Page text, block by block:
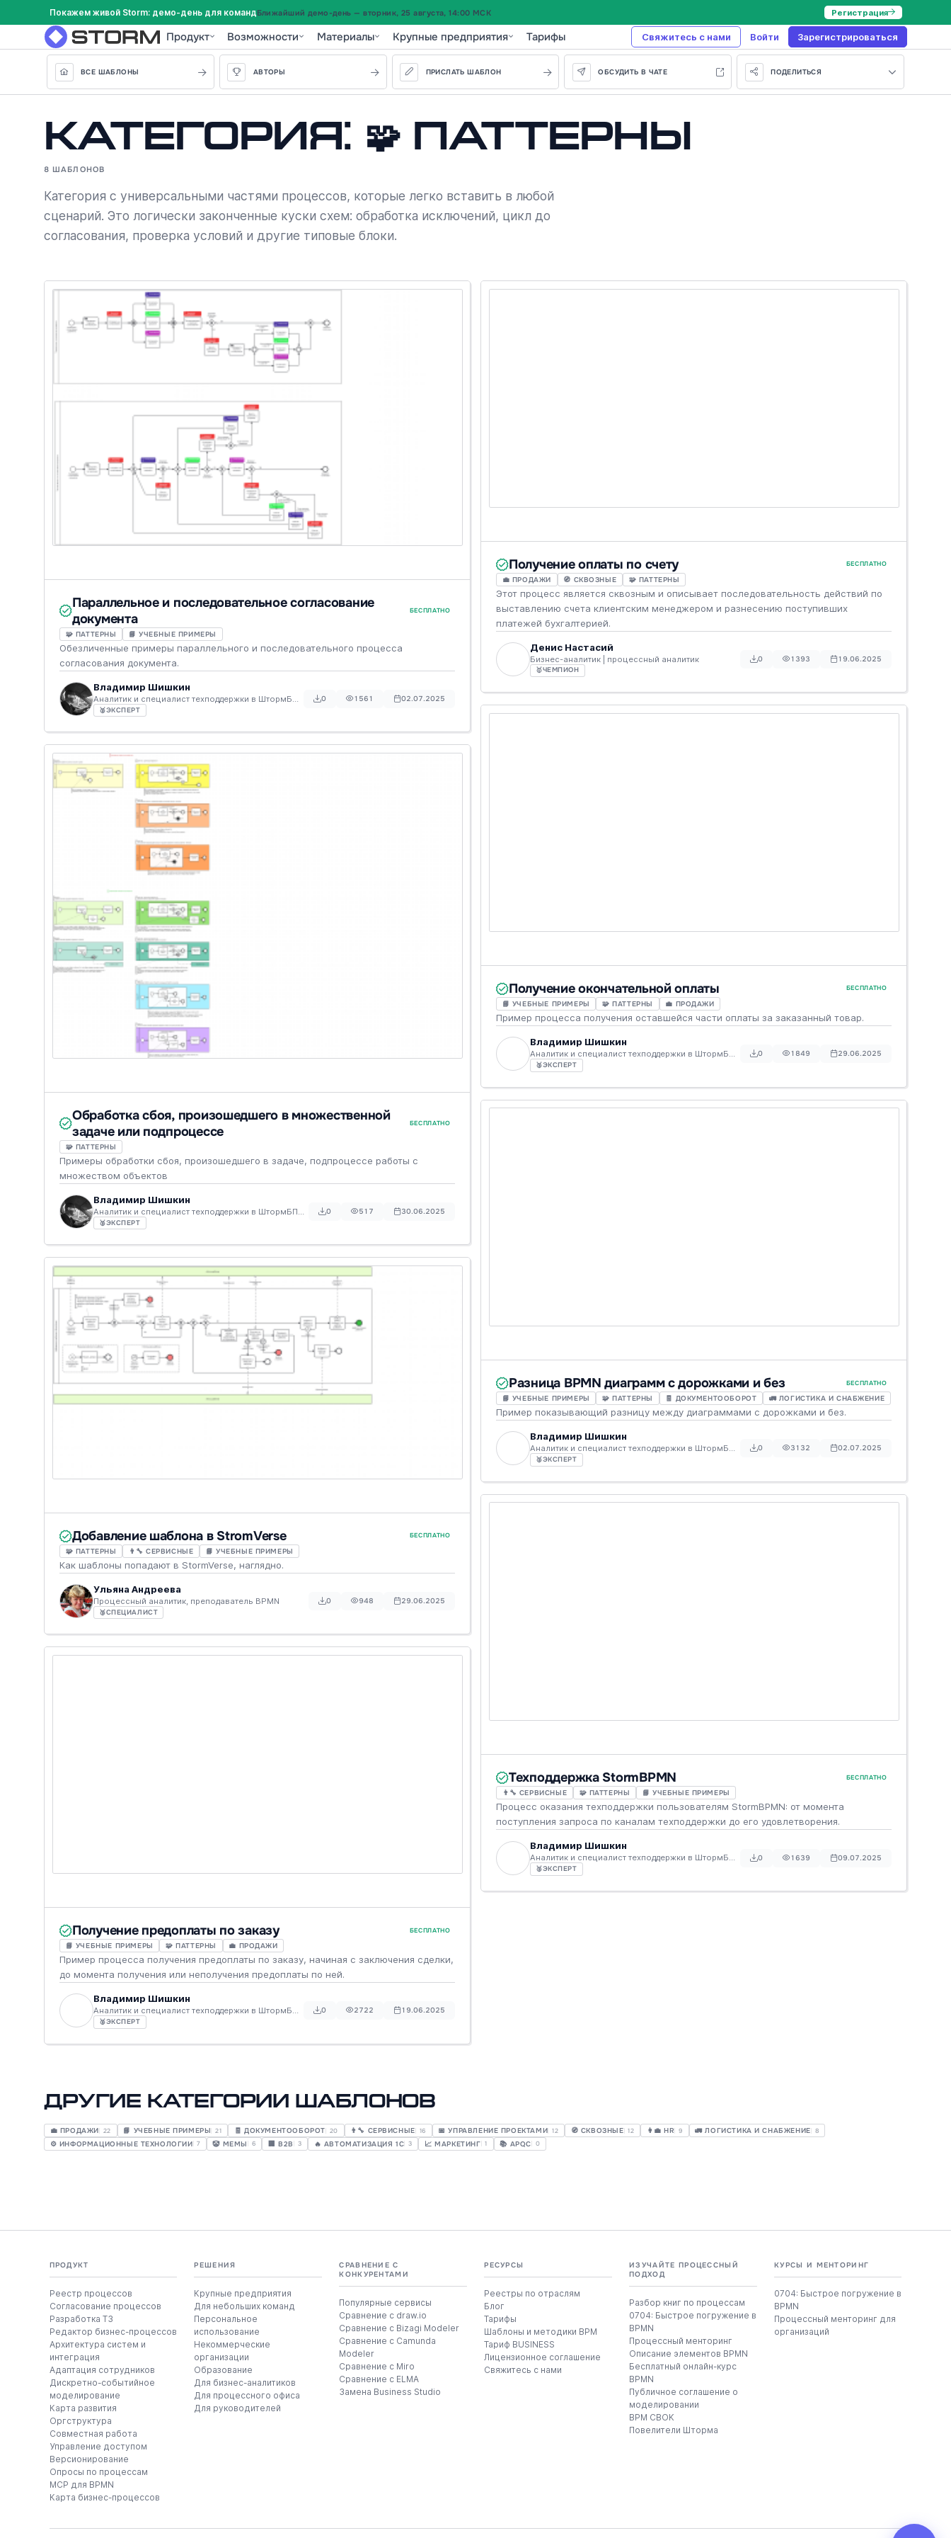
Покажем живой Storm: демо-день для командБлижайший демо-день — вторник, 25 августа, 14:00 МСК Регистрация
Продукт Возможности Материалы Крупные предприятия Тарифы Свяжитесь с нами Войти Зарегистрироваться
ВСЕ ШАБЛОНЫ АВТОРЫ ПРИСЛАТЬ ШАБЛОН ОБСУДИТЬ В ЧАТЕ ПОДЕЛИТЬСЯ
Категория: 🧩 Паттерны
8 ШАБЛОНОВ
Категория с универсальными частями процессов, которые легко вставить в любой
сценарий. Это логически законченные куски схем: обработка исключений, цикл до
согласования, проверка условий и другие типовые блоки.
Параллельное и последовательное согласование
документа
БЕСПЛАТНО
🧩 ПАТТЕРНЫ 📘 УЧЕБНЫЕ ПРИМЕРЫ
Обезличенные примеры параллельного и последовательного процесса
согласования документа.
Владимир Шишкин
Аналитик и специалист техподдержки в ШтормБПМН
🥈ЭКСПЕРТ
0 1561 02.07.2025
Обработка сбоя, произошедшего в множественной
задаче или подпроцессе
БЕСПЛАТНО
🧩 ПАТТЕРНЫ
Примеры обработки сбоя, произошедшего в задаче, подпроцессе работы с
множеством объектов
Владимир Шишкин
Аналитик и специалист техподдержки в ШтормБПМН
🥈ЭКСПЕРТ
0 517 30.06.2025
Добавление шаблона в StromVerse БЕСПЛАТНО
🧩 ПАТТЕРНЫ 👨‍🔧 СЕРВИСНЫЕ 📘 УЧЕБНЫЕ ПРИМЕРЫ
Как шаблоны попадают в StormVerse, наглядно.
Ульяна Андреева
Процессный аналитик, преподаватель BPMN
🥉СПЕЦИАЛИСТ
0 948 29.06.2025
Получение предоплаты по заказу БЕСПЛАТНО
📘 УЧЕБНЫЕ ПРИМЕРЫ 🧩 ПАТТЕРНЫ 💼 ПРОДАЖИ
Пример процесса получения предоплаты по заказу, начиная с заключения сделки,
до момента получения или неполучения предоплаты по ней.
Владимир Шишкин
Аналитик и специалист техподдержки в ШтормБПМН
🥈ЭКСПЕРТ
0 2722 19.06.2025
Получение оплаты по счету БЕСПЛАТНО
💼 ПРОДАЖИ 🧭 СКВОЗНЫЕ 🧩 ПАТТЕРНЫ
Этот процесс является сквозным и описывает последовательность действий по
выставлению счета клиентским менеджером и разнесению поступивших
платежей бухгалтерией.
Денис Настасий
Бизнес-аналитик | процессный аналитик
🥇ЧЕМПИОН
0 1393 19.06.2025
Получение окончательной оплаты БЕСПЛАТНО
📘 УЧЕБНЫЕ ПРИМЕРЫ 🧩 ПАТТЕРНЫ 💼 ПРОДАЖИ
Пример процесса получения оставшейся части оплаты за заказанный товар.
Владимир Шишкин
Аналитик и специалист техподдержки в ШтормБПМН
🥈ЭКСПЕРТ
0 1849 29.06.2025
Разница BPMN диаграмм с дорожками и без БЕСПЛАТНО
📘 УЧЕБНЫЕ ПРИМЕРЫ 🧩 ПАТТЕРНЫ 🧾 ДОКУМЕНТООБОРОТ 🚛 ЛОГИСТИКА И СНАБЖЕНИЕ
Пример показывающий разницу между диаграммами с дорожками и без.
Владимир Шишкин
Аналитик и специалист техподдержки в ШтормБПМН
🥈ЭКСПЕРТ
0 3132 02.07.2025
Техподдержка StormBPMN БЕСПЛАТНО
👨‍🔧 СЕРВИСНЫЕ 🧩 ПАТТЕРНЫ 📘 УЧЕБНЫЕ ПРИМЕРЫ
Процесс оказания техподдержки пользователям StormBPMN: от момента
поступления запроса по каналам техподдержки до его удовлетворения.
Владимир Шишкин
Аналитик и специалист техподдержки в ШтормБПМН
🥈ЭКСПЕРТ
0 1639 09.07.2025
Другие категории шаблонов
💼 ПРОДАЖИ 22 📘 УЧЕБНЫЕ ПРИМЕРЫ 21 🧾 ДОКУМЕНТООБОРОТ 20 👨‍🔧 СЕРВИСНЫЕ 16 📅 УПРАВЛЕНИЕ ПРОЕКТАМИ 12 🧭 СКВОЗНЫЕ 12 👩‍💼 HR 9 🚛 ЛОГИСТИКА И СНАБЖЕНИЕ 8
⚙️ ИНФОРМАЦИОННЫЕ ТЕХНОЛОГИИ 7 🤡 МЕМЫ 6 🏢 B2B 3 🔥 АВТОМАТИЗАЦИЯ 1С 3 📈 МАРКЕТИНГ 1 📚 APQC 0
ПРОДУКТ
Реестр процессов
Согласование процессов
Разработка ТЗ
Редактор бизнес-процессов
Архитектура систем и
интеграция
Адаптация сотрудников
Дискретно-событийное
моделирование
Карта развития
Оргструктура
Совместная работа
Управление доступом
Версионирование
Опросы по процессам
MCP для BPMN
Карта бизнес-процессов
РЕШЕНИЯ
Крупные предприятия
Для небольших команд
Персональное
использование
Некоммерческие
организации
Образование
Для бизнес-аналитиков
Для процессного офиса
Для руководителей
СРАВНЕНИЕ С
КОНКУРЕНТАМИ
Популярные сервисы
Сравнение с draw.io
Сравнение с Bizagi Modeler
Сравнение с Camunda
Modeler
Сравнение с Miro
Сравнение с ELMA
Замена Business Studio
РЕСУРСЫ
Реестры по отраслям
Блог
Тарифы
Шаблоны и методики BPM
Тариф BUSINESS
Лицензионное соглашение
Свяжитесь с нами
ИЗУЧАЙТЕ ПРОЦЕССНЫЙ
ПОДХОД
Разбор книг по процессам
0704: Быстрое погружение в
BPMN
Процессный менторинг
Описание элементов BPMN
Бесплатный онлайн-курс
BPMN
Публичное соглашение о
моделировании
BPM CBOK
Повелители Шторма
КУРСЫ И МЕНТОРИНГ
0704: Быстрое погружение в
BPMN
Процессный менторинг для
организаций